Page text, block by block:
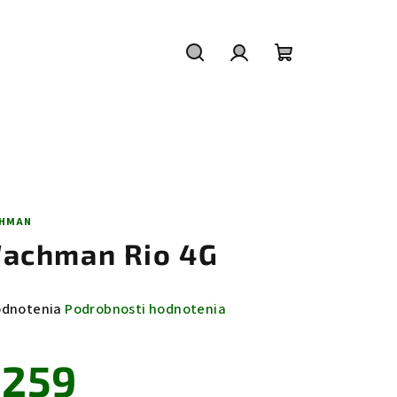
Rio 4G
Podrobnosti hodnotenia